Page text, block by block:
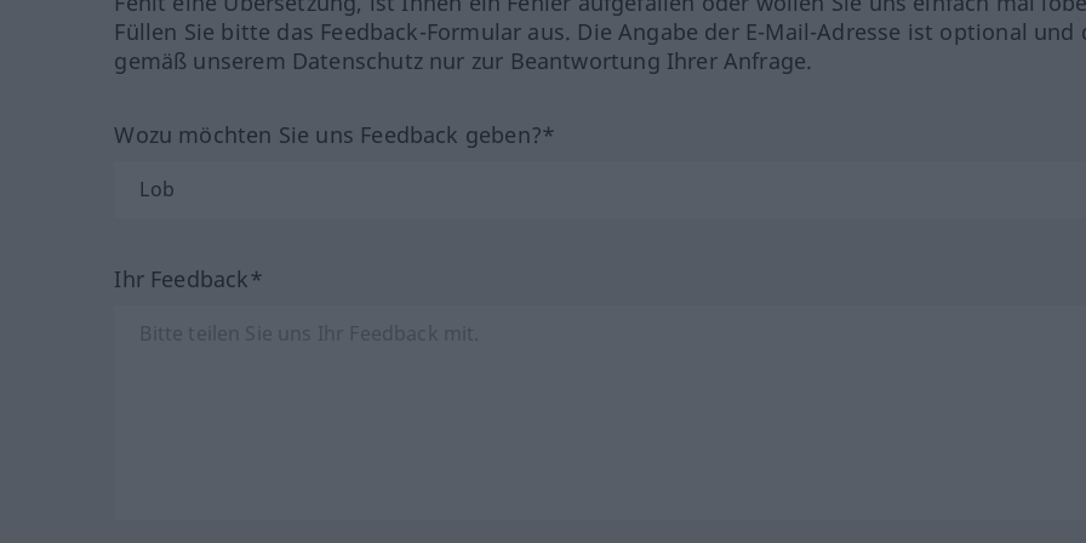
Füllen Sie bitte das Feedback-Formular aus. Die Angabe der E-Mail-Adresse ist optional und
gemäß unserem Datenschutz nur zur Beantwortung Ihrer Anfrage.
Wozu möchten Sie uns Feedback geben?*
Ihr Feedback*